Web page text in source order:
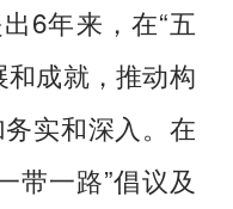
6年来，在“五
和成就，推动构
实和深入。在
带一路”倡议及